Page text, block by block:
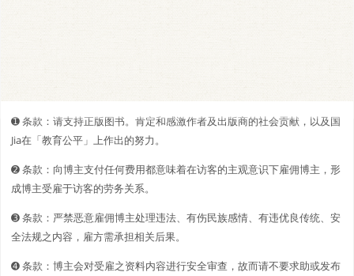
➊️ 条款：请支持正版图书。肯定和感激作者及出版商的社会贡献，以及国
Jia在「教育公平」上作出的努力。
➋️️ 条款：向博主支付任何费用都意味着在访客的主观意识下雇佣博主，形
成博主受雇于访客的劳务关系。
➌ 条款：严禁恶意雇佣博主处理违法、有伤民族感情、有违优良传统、安
全法规之内容，雇方需承担相关后果。
➍ 条款：博主会对受雇之资料内容进行安全审查，故而请不要求助或发布